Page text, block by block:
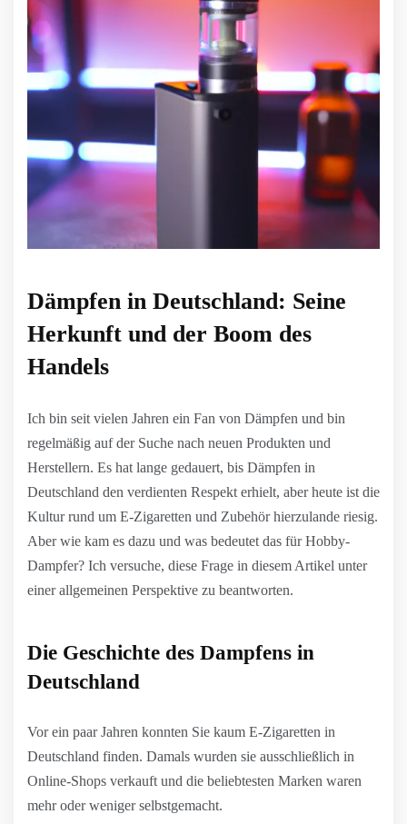
Dämpfen in Deutschland: Seine
Herkunft und der Boom des
Handels
Ich bin seit vielen Jahren ein Fan von Dämpfen und bin
regelmäßig auf der Suche nach neuen Produkten und
Herstellern. Es hat lange gedauert, bis Dämpfen in
Deutschland den verdienten Respekt erhielt, aber heute ist die
Kultur rund um E-Zigaretten und Zubehör hierzulande riesig.
Aber wie kam es dazu und was bedeutet das für Hobby-
Dampfer? Ich versuche, diese Frage in diesem Artikel unter
einer allgemeinen Perspektive zu beantworten.
Die Geschichte des Dampfens in
Deutschland
Vor ein paar Jahren konnten Sie kaum E-Zigaretten in
Deutschland finden. Damals wurden sie ausschließlich in
Online-Shops verkauft und die beliebtesten Marken waren
mehr oder weniger selbstgemacht.